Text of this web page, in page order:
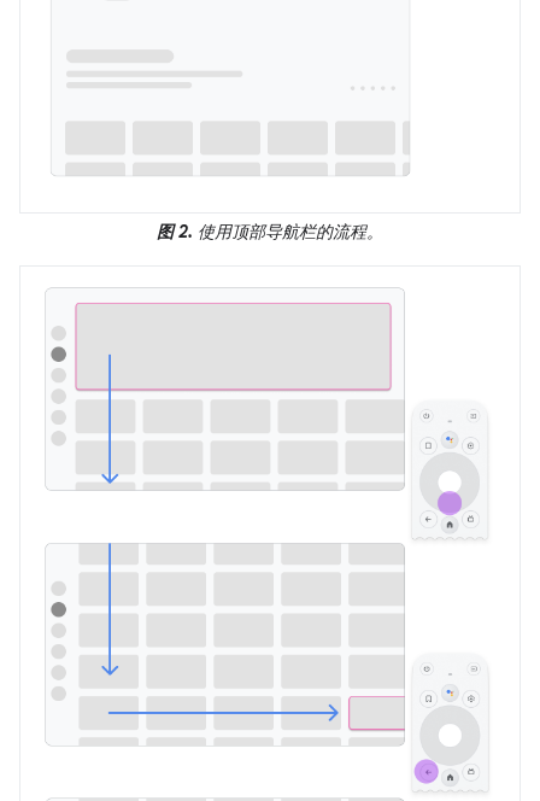
图 2. 使用顶部导航栏的流程。